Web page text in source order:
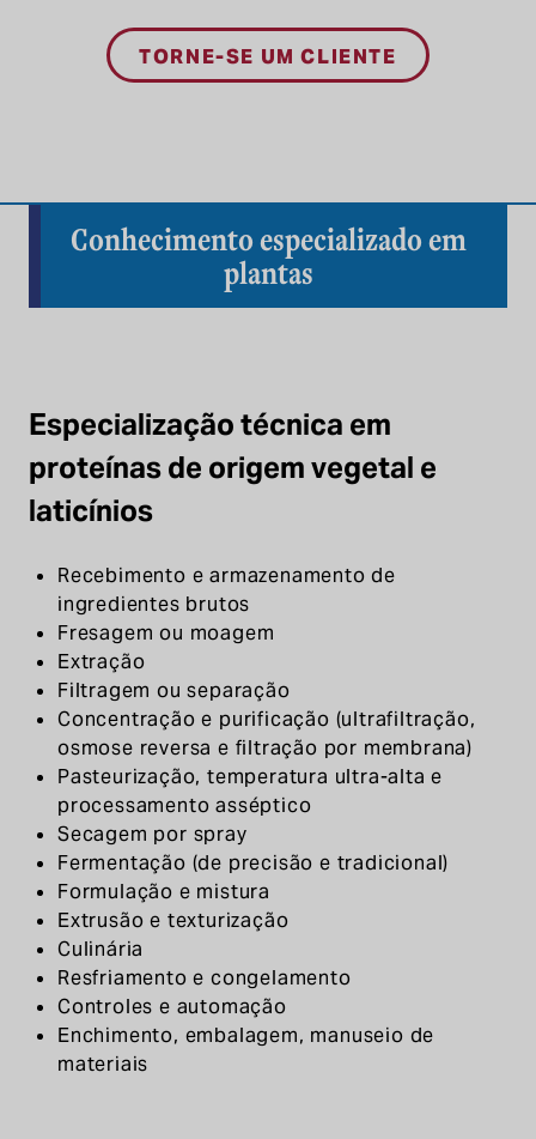
TORNE-SE UM CLIENTE
Conhecimento especializado em
plantas
Especialização técnica em
proteínas de origem vegetal e
laticínios
Recebimento e armazenamento de
ingredientes brutos
Fresagem ou moagem
Extração
Filtragem ou separação
Concentração e purificação (ultrafiltração,
osmose reversa e filtração por membrana)
Pasteurização, temperatura ultra-alta e
processamento asséptico
Secagem por spray
Fermentação (de precisão e tradicional)
Formulação e mistura
Extrusão e texturização
Culinária
Resfriamento e congelamento
Controles e automação
Enchimento, embalagem, manuseio de
materiais